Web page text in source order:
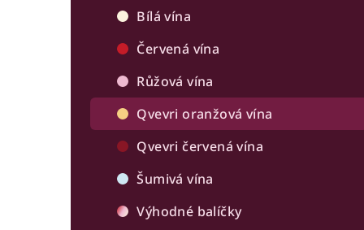
Bílá vína
Červená vína
Růžová vína
Qvevri oranžová vína
Qvevri červená vína
Šumivá vína
Výhodné balíčky